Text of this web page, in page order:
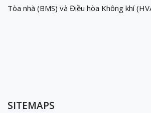
Tòa nhà (BMS) và Điều hòa Không khí
SITEMAPS